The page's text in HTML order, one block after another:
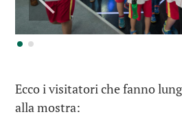
Ecco i visitatori che fanno
alla mostra: